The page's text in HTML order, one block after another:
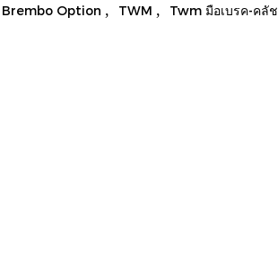
Brembo Option , TWM , Twm มือเบรค-คลัช